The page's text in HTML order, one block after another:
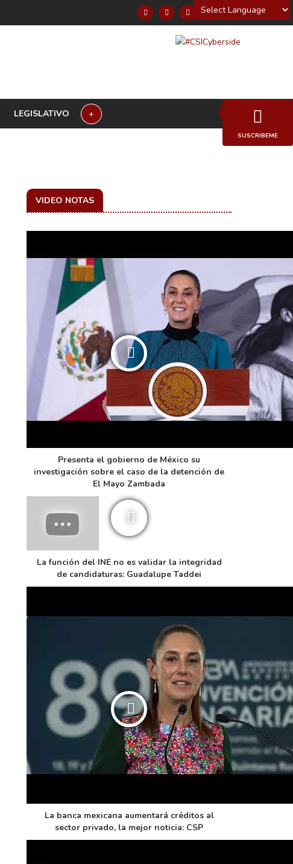
Powered by
LEGISLATIVO +
VIDEO NOTAS
Presenta el gobierno de México su
investigación sobre el caso de la detención de
El Mayo Zambada
La función del INE no es validar la integridad
de candidaturas: Guadalupe Taddei
La banca mexicana aumentará créditos al
sector privado, la mejor noticia: CSP
SUSCRIBEME